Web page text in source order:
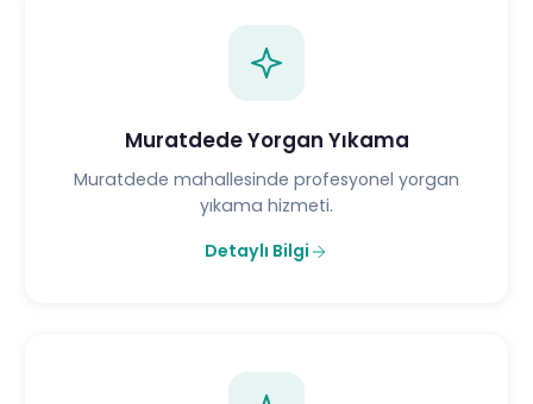
Muratdede Yorgan Yıkama
Muratdede mahallesinde profesyonel yorgan
yıkama hizmeti.
Detaylı Bilgi